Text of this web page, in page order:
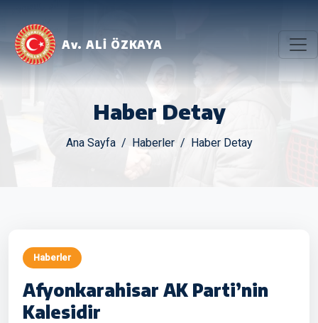
Av. ALİ ÖZKAYA
Haber Detay
Ana Sayfa Haberler Haber Detay
Haberler
Afyonkarahisar AK Parti’nin
Kalesidir